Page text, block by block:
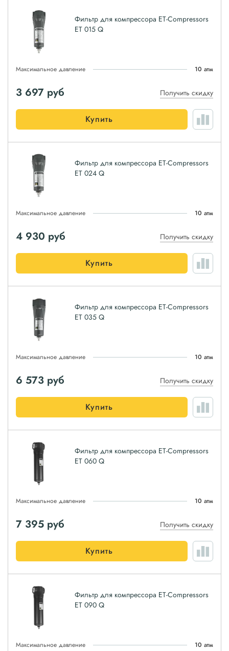
Фильтр для компрессора ET-Compressors
ET 015 Q
Максимальное давление 10 атм
3 697 руб Получить скидку
Купить
Фильтр для компрессора ET-Compressors
ET 024 Q
Максимальное давление 10 атм
4 930 руб Получить скидку
Купить
Фильтр для компрессора ET-Compressors
ET 035 Q
Максимальное давление 10 атм
6 573 руб Получить скидку
Купить
Фильтр для компрессора ET-Compressors
ET 060 Q
Максимальное давление 10 атм
7 395 руб Получить скидку
Купить
Фильтр для компрессора ET-Compressors
ET 090 Q
Максимальное давление 10 атм